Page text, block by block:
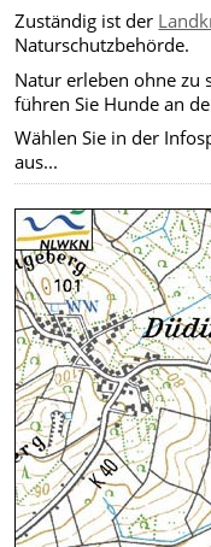
Zuständig ist der
Naturschutzbehörde.
Natur erleben ohne zu
führen Sie Hunde an
Wählen Sie in der
aus...